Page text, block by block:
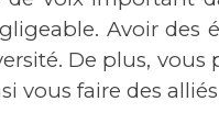
Avoir
De plus,
vous faire des